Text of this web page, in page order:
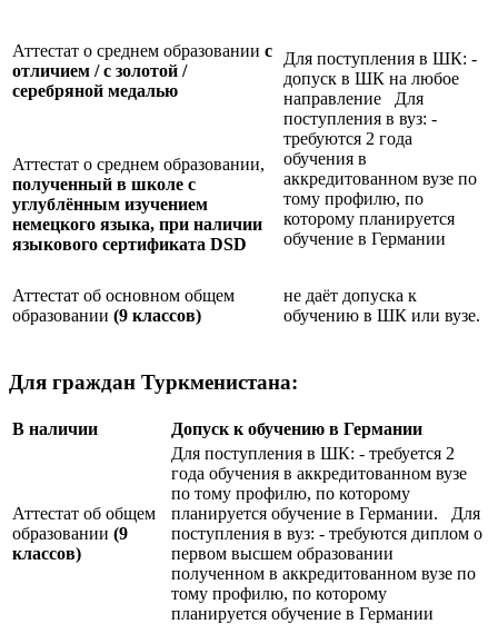
Аттестат о среднем образовании с
отличием / с золотой /
серебряной медалью
Для поступления в ШК: -
допуск в ШК на любое
направление Для
поступления в вуз: -
требуются 2 года
обучения в
аккредитованном вузе по
тому профилю, по
которому планируется
обучение в Германии
Аттестат о среднем образовании,
полученный в школе с
углублённым изучением
немецкого языка, при наличии
языкового сертификата DSD
Аттестат об основном общем
образовании (9 классов)
не даёт допуска к
обучению в ШК или вузе.
Для граждан Туркменистана:
В наличии Допуск к обучению в Германии
Аттестат об общем
образовании (9
классов)
Для поступления в ШК: - требуется 2
года обучения в аккредитованном вузе
по тому профилю, по которому
планируется обучение в Германии. Для
поступления в вуз: - требуются диплом о
первом высшем образовании
полученном в аккредитованном вузе по
тому профилю, по которому
планируется обучение в Германии